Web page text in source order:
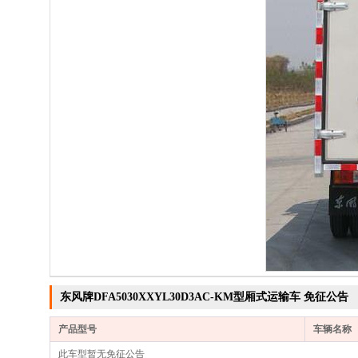
东风牌DFA5030XXYL30D3AC-KM型厢式运输车 免征公告
产品型号 车辆名称
此车型暂无免征公告